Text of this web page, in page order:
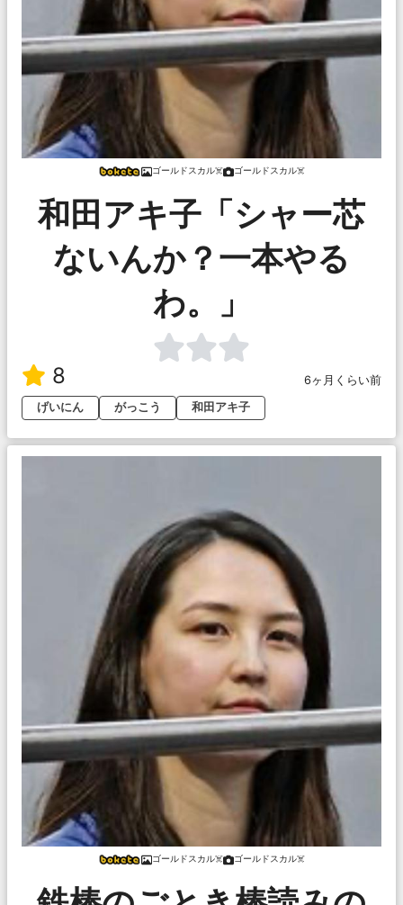
ゴールドスカル☠️ ゴールドスカル☠️
和田アキ子「シャー芯
ないんか？一本やる
わ。」
8
6ヶ月くらい前
げいにん
がっこう 和田アキ子
ゴールドスカル☠️ ゴールドスカル☠️